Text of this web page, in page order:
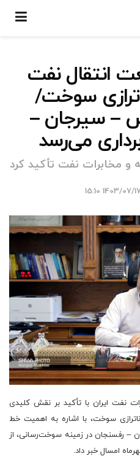
انتقال نفت
سوخت/
– سیرجان –
می‌رسد
و مخابرات نفت تأکید کرد
1403/07/17
نفت ایران با تأکید بر نقش کلیدی
سوخت، با اشاره به اهمیت خط
– سیرجان – رفسنجان در زمینه سوخت‌رسانی، از
امسال خبر داد.